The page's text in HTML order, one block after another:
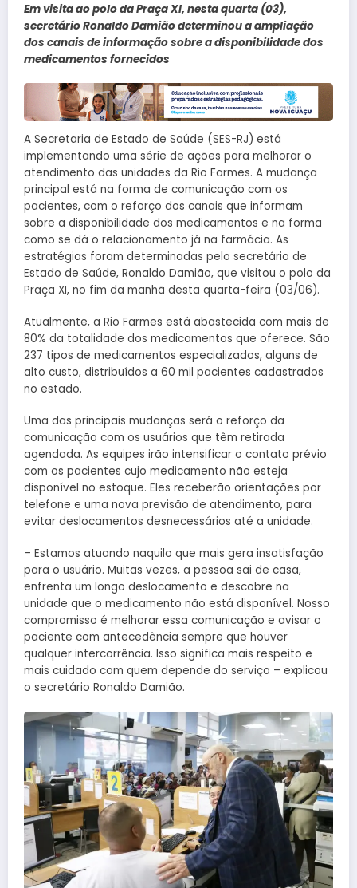
Em visita ao polo da Praça XI, nesta quarta (03),
secretário Ronaldo Damião determinou a ampliação
dos canais de informação sobre a disponibilidade dos
medicamentos fornecidos
A Secretaria de Estado de Saúde (SES-RJ) está
implementando uma série de ações para melhorar o
atendimento das unidades da Rio Farmes. A mudança
principal está na forma de comunicação com os
pacientes, com o reforço dos canais que informam
sobre a disponibilidade dos medicamentos e na forma
como se dá o relacionamento já na farmácia. As
estratégias foram determinadas pelo secretário de
Estado de Saúde, Ronaldo Damião, que visitou o polo da
Praça XI, no fim da manhã desta quarta-feira (03/06).
Atualmente, a Rio Farmes está abastecida com mais de
80% da totalidade dos medicamentos que oferece. São
237 tipos de medicamentos especializados, alguns de
alto custo, distribuídos a 60 mil pacientes cadastrados
no estado.
Uma das principais mudanças será o reforço da
comunicação com os usuários que têm retirada
agendada. As equipes irão intensificar o contato prévio
com os pacientes cujo medicamento não esteja
disponível no estoque. Eles receberão orientações por
telefone e uma nova previsão de atendimento, para
evitar deslocamentos desnecessários até a unidade.
– Estamos atuando naquilo que mais gera insatisfação
para o usuário. Muitas vezes, a pessoa sai de casa,
enfrenta um longo deslocamento e descobre na
unidade que o medicamento não está disponível. Nosso
compromisso é melhorar essa comunicação e avisar o
paciente com antecedência sempre que houver
qualquer intercorrência. Isso significa mais respeito e
mais cuidado com quem depende do serviço – explicou
o secretário Ronaldo Damião.